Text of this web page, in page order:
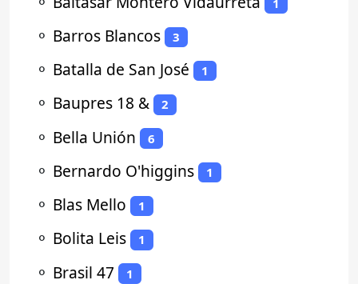
⚬ Barros Blancos 3
⚬ Batalla de San José 1
⚬ Baupres 18 & 2
⚬ Bella Unión 6
⚬ Bernardo O'higgins 1
⚬ Blas Mello 1
⚬ Bolita Leis 1
⚬ Brasil 47 1